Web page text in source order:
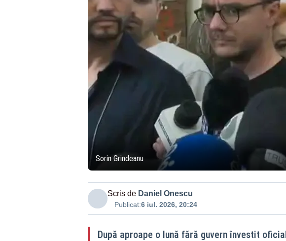
Sorin Grindeanu
Scris de Daniel Onescu
Publicat:6 iul. 2026, 20:24
După aproape o lună fără guvern învestit